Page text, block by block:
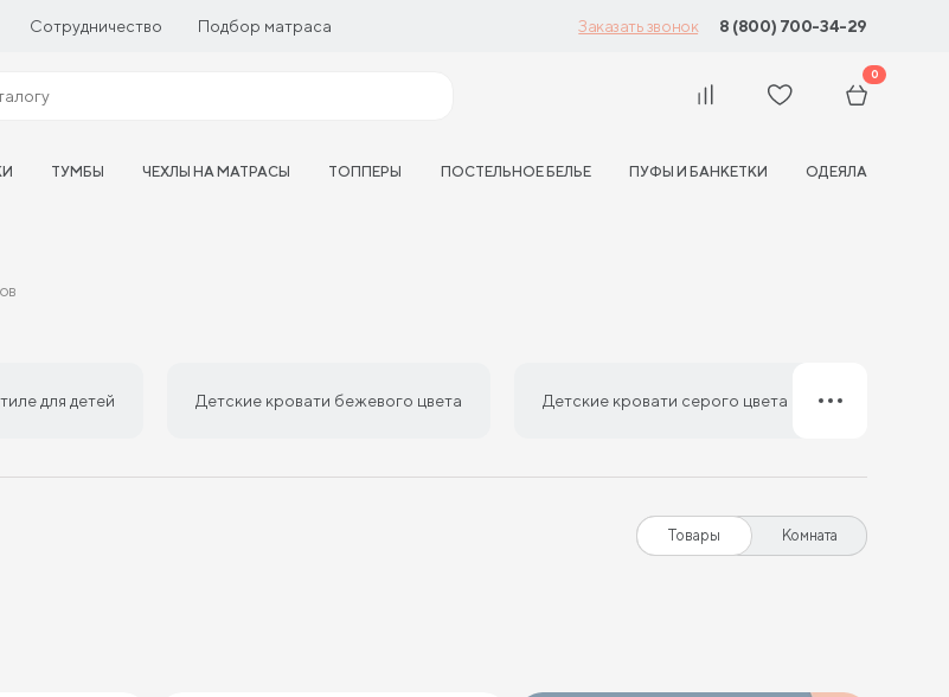
Сотрудничество Подбор матраса Заказать звонок 8 (800) 700-34-29
0
ТУМБЫ ЧЕХЛЫ НА МАТРАСЫ ТОППЕРЫ ПОСТЕЛЬНОЕ БЕЛЬЕ ПУФЫ И БАНКЕТКИ ОДЕЯЛА
для детей Детские кровати бежевого цвета Детские кровати серого цвета
Товары Комната